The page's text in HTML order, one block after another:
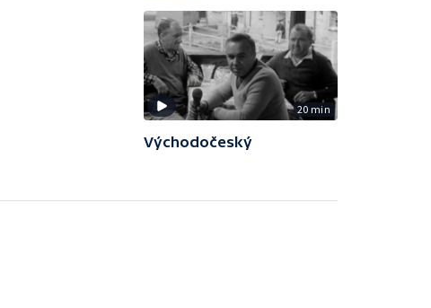
20 min
Východočeský